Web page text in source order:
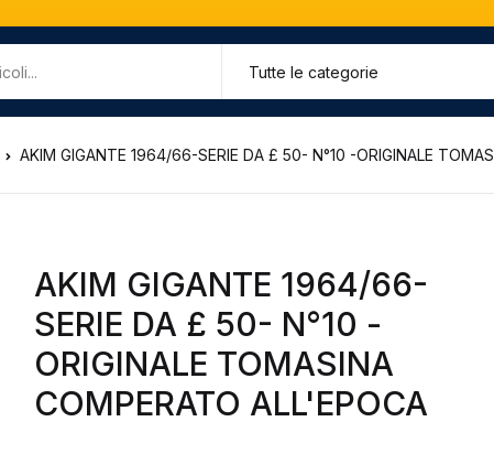
AKIM GIGANTE 1964/66-SERIE DA £ 50- N°10 -ORIGINALE
AKIM GIGANTE 1964/66-
SERIE DA £ 50- N°10 -
ORIGINALE TOMASINA
COMPERATO ALL'EPOCA